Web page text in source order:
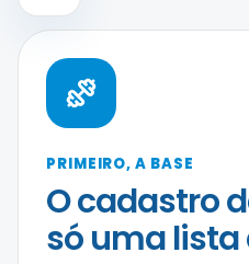
PRIMEIRO, A BASE
O cadastro
só uma lista